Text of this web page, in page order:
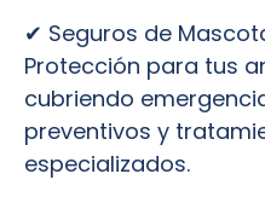
✔ Seguros de
Protección para tus
cubriendo
preventivos y
especializados.